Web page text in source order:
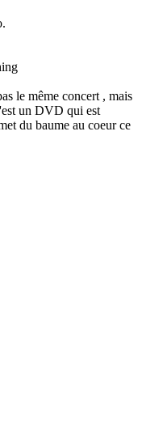
le même concert , mais
un DVD qui est
du baume au coeur ce